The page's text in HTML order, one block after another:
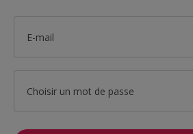
E-mail
Choisir un mot de passe